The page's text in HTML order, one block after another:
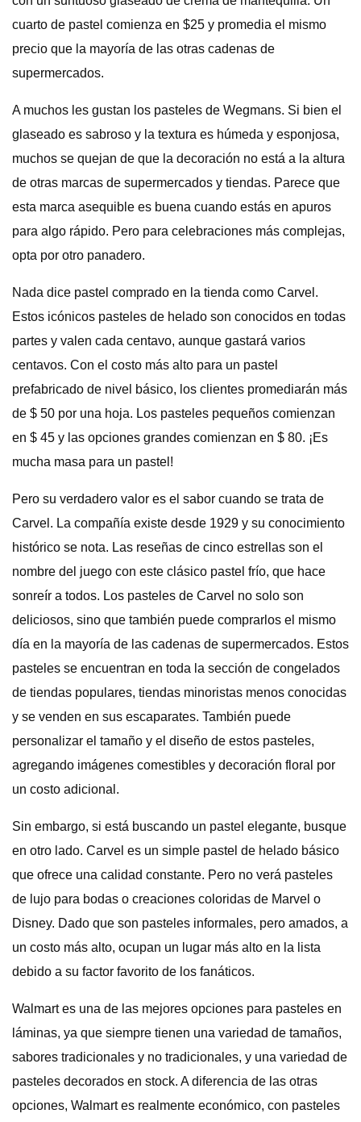
cuarto de pastel comienza en $25 y promedia el mismo
precio que la mayoría de las otras cadenas de
supermercados.
A muchos les gustan los pasteles de Wegmans. Si bien el
glaseado es sabroso y la textura es húmeda y esponjosa,
muchos se quejan de que la decoración no está a la altura
de otras marcas de supermercados y tiendas. Parece que
esta marca asequible es buena cuando estás en apuros
para algo rápido. Pero para celebraciones más complejas,
opta por otro panadero.
Nada dice pastel comprado en la tienda como Carvel.
Estos icónicos pasteles de helado son conocidos en todas
partes y valen cada centavo, aunque gastará varios
centavos. Con el costo más alto para un pastel
prefabricado de nivel básico, los clientes promediarán más
de $ 50 por una hoja. Los pasteles pequeños comienzan
en $ 45 y las opciones grandes comienzan en $ 80. ¡Es
mucha masa para un pastel!
Pero su verdadero valor es el sabor cuando se trata de
Carvel. La compañía existe desde 1929 y su conocimiento
histórico se nota. Las reseñas de cinco estrellas son el
nombre del juego con este clásico pastel frío, que hace
sonreír a todos. Los pasteles de Carvel no solo son
deliciosos, sino que también puede comprarlos el mismo
día en la mayoría de las cadenas de supermercados. Estos
pasteles se encuentran en toda la sección de congelados
de tiendas populares, tiendas minoristas menos conocidas
y se venden en sus escaparates. También puede
personalizar el tamaño y el diseño de estos pasteles,
agregando imágenes comestibles y decoración floral por
un costo adicional.
Sin embargo, si está buscando un pastel elegante, busque
en otro lado. Carvel es un simple pastel de helado básico
que ofrece una calidad constante. Pero no verá pasteles
de lujo para bodas o creaciones coloridas de Marvel o
Disney. Dado que son pasteles informales, pero amados, a
un costo más alto, ocupan un lugar más alto en la lista
debido a su factor favorito de los fanáticos.
Walmart es una de las mejores opciones para pasteles en
láminas, ya que siempre tienen una variedad de tamaños,
sabores tradicionales y no tradicionales, y una variedad de
pasteles decorados en stock. A diferencia de las otras
opciones, Walmart es realmente económico, con pasteles